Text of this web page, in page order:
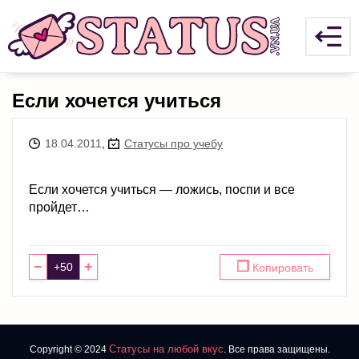
Если хочется учиться
18.04.2011 Статусы про учебу
Если хочется учиться — ложись, поспи и все
пройдет…
− + ❐ Копировать
Copyright © 2024 Статусы на любой вкус. Все права защищены.